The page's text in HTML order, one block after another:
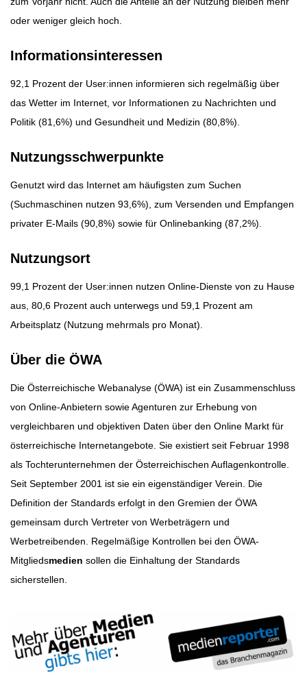
oder weniger gleich hoch.
Informationsinteressen
92,1 Prozent der User:innen informieren sich regelmäßig über
das Wetter im Internet, vor Informationen zu Nachrichten und
Politik (81,6%) und Gesundheit und Medizin (80,8%).
Nutzungsschwerpunkte
Genutzt wird das Internet am häufigsten zum Suchen
(Suchmaschinen nutzen 93,6%), zum Versenden und Empfangen
privater E-Mails (90,8%) sowie für Onlinebanking (87,2%).
Nutzungsort
99,1 Prozent der User:innen nutzen Online-Dienste von zu Hause
aus, 80,6 Prozent auch unterwegs und 59,1 Prozent am
Arbeitsplatz (Nutzung mehrmals pro Monat).
Über die ÖWA
Die Österreichische Webanalyse (ÖWA) ist ein Zusammenschluss
von Online-Anbietern sowie Agenturen zur Erhebung von
vergleichbaren und objektiven Daten über den Online Markt für
österreichische Internetangebote. Sie existiert seit Februar 1998
als Tochterunternehmen der Österreichischen Auflagenkontrolle.
Seit September 2001 ist sie ein eigenständiger Verein. Die
Definition der Standards erfolgt in den Gremien der ÖWA
gemeinsam durch Vertreter von Werbeträgern und
Werbetreibenden. Regelmäßige Kontrollen bei den ÖWA-
Mitgliedsmedien sollen die Einhaltung der Standards
sicherstellen.